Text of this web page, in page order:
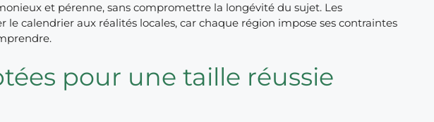
et pérenne, sans compromettre la longévité du sujet. Les
le calendrier aux réalités locales, car chaque région impose ses contraintes
pour une taille réussie